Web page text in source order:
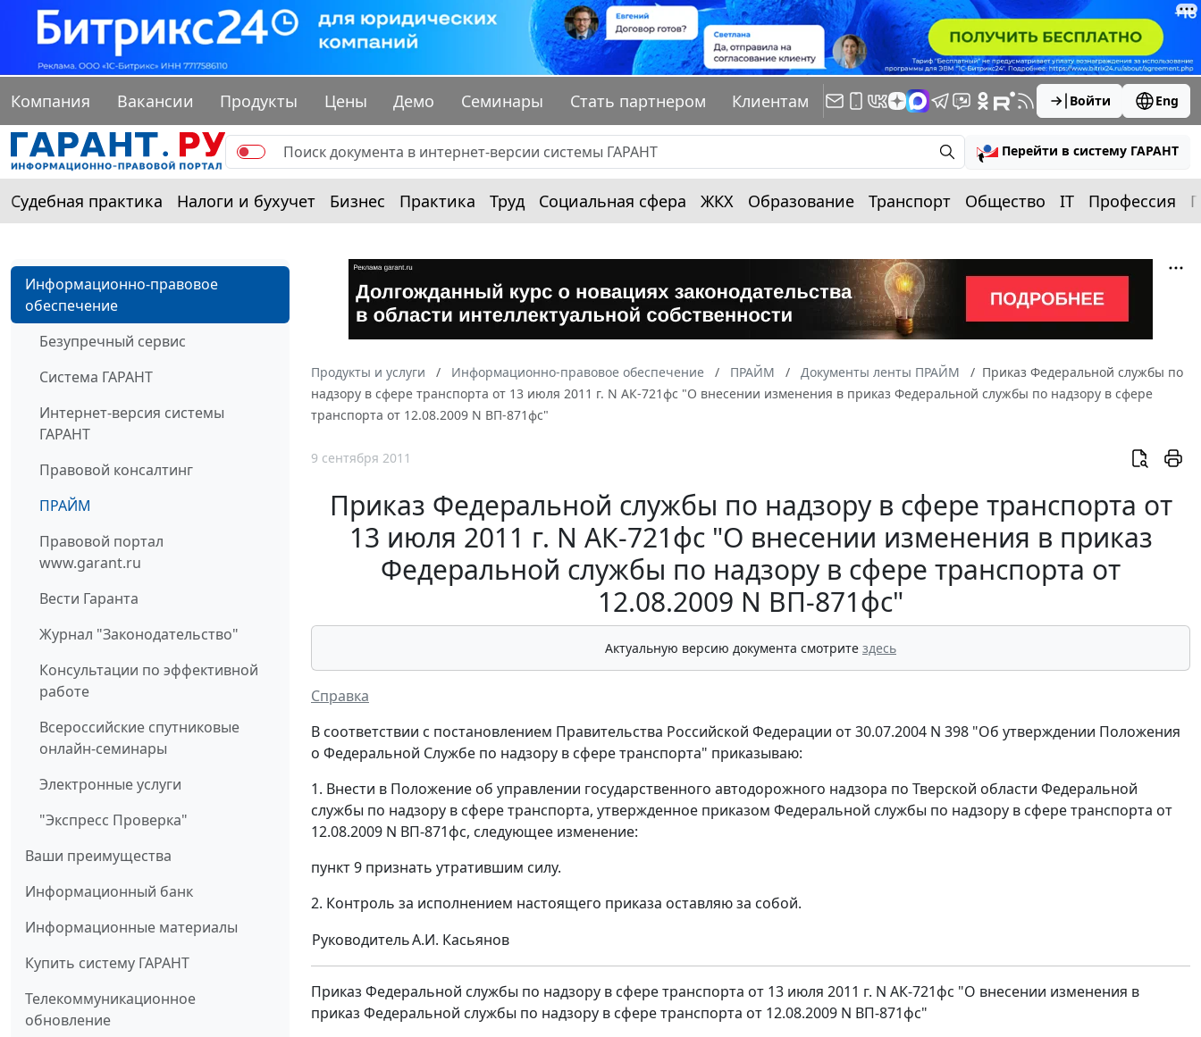
Компания Вакансии Продукты Цены Демо Семинары Стать партнером Клиентам Войти Eng
Перейти в систему ГАРАНТ
Судебная практика Налоги и бухучет Бизнес Практика Труд Социальная сфера ЖКХ Образование Транспорт Общество IT Профессия
Информационно-правовое
обеспечение
Безупречный сервис
Система ГАРАНТ
Интернет-версия системы
ГАРАНТ
Правовой консалтинг
ПРАЙМ
Правовой портал
www.garant.ru
Вести Гаранта
Журнал "Законодательство"
Консультации по эффективной
работе
Всероссийские спутниковые
онлайн-семинары
Электронные услуги
"Экспресс Проверка"
Ваши преимущества
Информационный банк
Информационные материалы
Купить систему ГАРАНТ
Телекоммуникационное
обновление
Продукты и услуги Информационно-правовое обеспечение ПРАЙМ Документы ленты ПРАЙМ
Приказ Федеральной службы по
надзору в сфере транспорта от 13 июля 2011 г. N АК-721фс "О внесении изменения в приказ Федеральной службы по надзору в сфере
транспорта от 12.08.2009 N ВП-871фс"
9 сентября 2011
Приказ Федеральной службы по надзору в сфере транспорта от
13 июля 2011 г. N АК-721фс "О внесении изменения в приказ
Федеральной службы по надзору в сфере транспорта от
12.08.2009 N ВП-871фс"
Актуальную версию документа смотрите здесь
Справка
В соответствии с постановлением Правительства Российской Федерации от 30.07.2004 N 398 "Об утверждении Положения
о Федеральной Службе по надзору в сфере транспорта" приказываю:
1. Внести в Положение об управлении государственного автодорожного надзора по Тверской области Федеральной
службы по надзору в сфере транспорта, утвержденное приказом Федеральной службы по надзору в сфере транспорта от
12.08.2009 N ВП-871фс, следующее изменение:
пункт 9 признать утратившим силу.
2. Контроль за исполнением настоящего приказа оставляю за собой.
РуководительА.И. Касьянов
Приказ Федеральной службы по надзору в сфере транспорта от 13 июля 2011 г. N АК-721фс "О внесении изменения в
приказ Федеральной службы по надзору в сфере транспорта от 12.08.2009 N ВП-871фс"